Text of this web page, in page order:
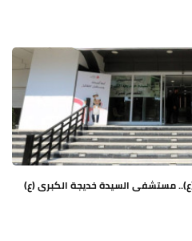
مستشفى السيدة خديجة الكبرى (ع)